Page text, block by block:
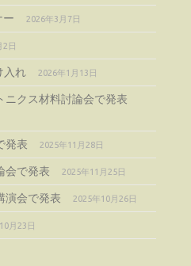
ー 2026年3月7日
2日
入れ 2026年1月13日
ニクス材料討論会で発表
発表 2025年11月28日
会で発表 2025年11月25日
演会で発表 2025年10月26日
月23日